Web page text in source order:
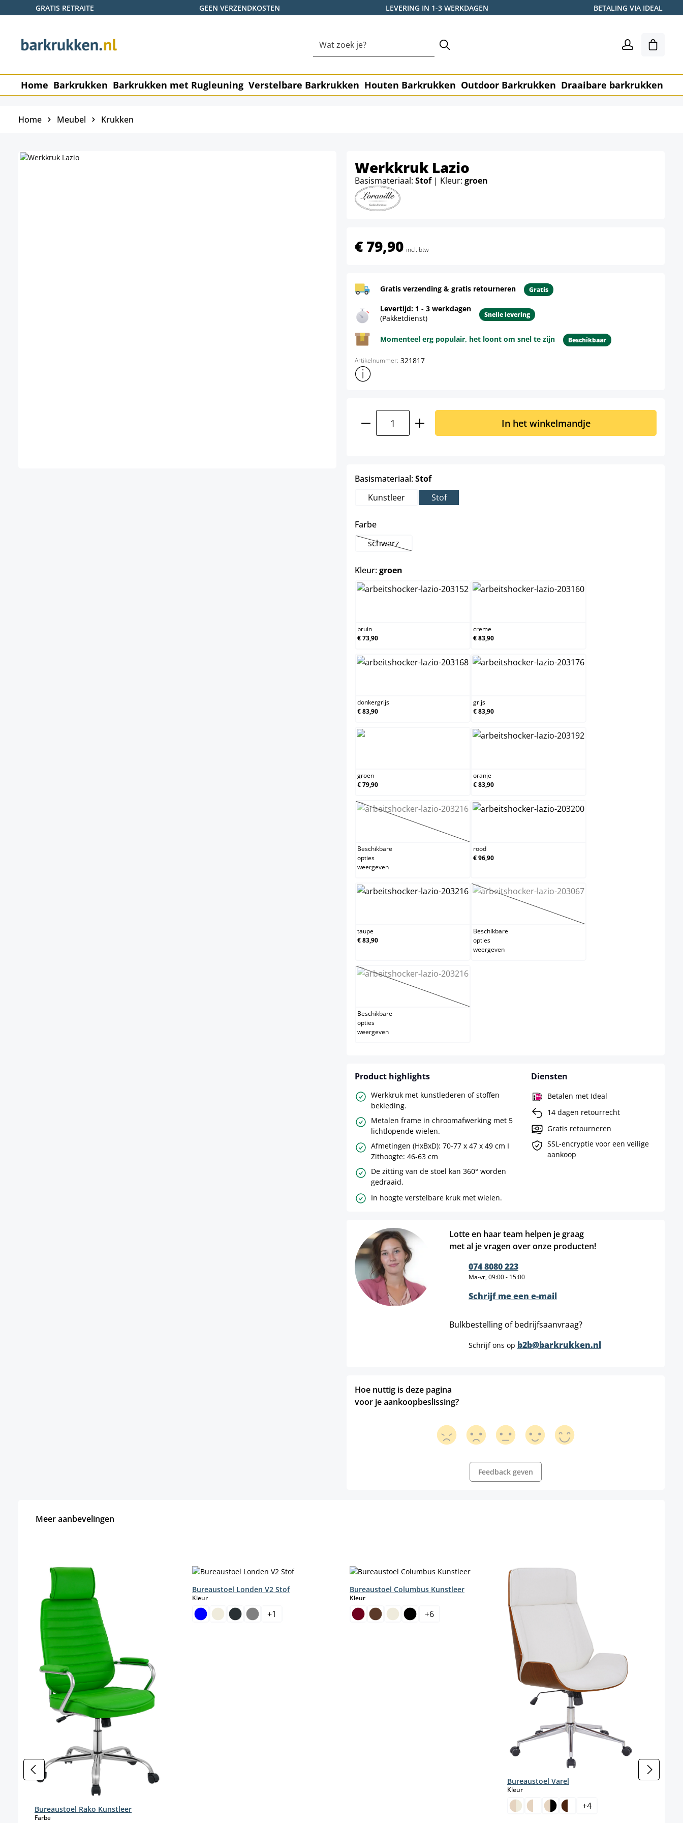
de hoofdinhoud
Ga naar de zoekopdracht
Ga naar de hoofdnavigatie
GRATIS RETRAITE GEEN VERZENDKOSTEN LEVERING IN 1-3 WERKDAGEN BETALING VIA IDEAL
Home Barkrukken Barkrukken met Rugleuning Verstelbare Barkrukken Houten Barkrukken Outdoor Barkrukken Draaibare barkrukken
Home Meubel Krukken
Werkkruk Lazio
Basismateriaal: Stof | Kleur: groen
€ 79,90 incl. btw
Gratis verzending & gratis retourneren Gratis
Levertijd: 1 - 3 werkdagen
(Pakketdienst)
Snelle levering
Momenteel erg populair, het loont om snel te zijn Beschikbaar
Artikelnummer: 321817
Toon meer productinformatie
Producthoeveelheid: Voer de gewenste hoeveelheid in
In het winkelmandje
Basismateriaal:Stofselect
Kunstleer
Stof
Farbeselect
schwarz(Deze optie is momenteel niet beschikbaar.)
Kleur:groen
bruin
€ 73,90
creme
€ 83,90
donkergrijs
€ 83,90
grijs
€ 83,90
groen
€ 79,90
oranje
€ 83,90
purper
(Deze optie is momenteel niet beschikbaar.)
Beschikbare
opties
weergeven
rood
€ 96,90
taupe
€ 83,90
wit
(Deze optie is momenteel niet beschikbaar.)
Beschikbare
opties
weergeven
zwart
(Deze optie is momenteel niet beschikbaar.)
Beschikbare
opties
weergeven
Product highlights
Werkkruk met kunstlederen of stoffen
bekleding.
Metalen frame in chroomafwerking met 5
lichtlopende wielen.
Afmetingen (HxBxD): 70-77 x 47 x 49 cm I
Zithoogte: 46-63 cm
De zitting van de stoel kan 360° worden
gedraaid.
In hoogte verstelbare kruk met wielen.
Diensten
Betalen met Ideal
14 dagen retourrecht
Gratis retourneren
SSL-encryptie voor een veilige
aankoop
Lotte en haar team helpen je graag
met al je vragen over onze producten!
074 8080 223
Ma-vr, 09:00 - 15:00
Schrijf me een e-mail
Bulkbestelling of bedrijfsaanvraag?
Schrijf ons op b2b@barkrukken.nl
Hoe nuttig is deze pagina
voor je aankoopbeslissing?
Feedback geven
Meer aanbevelingen
Bureaustoel Rako Kunstleer
Farbeselect
Bureaustoel Londen V2 Stof
Kleurselect
+1
Bureaustoel Columbus Kunstleer
Kleurselect
+6
Bureaustoel Varel
Kleurselect
+4